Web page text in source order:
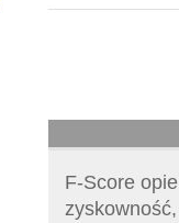
F-Score